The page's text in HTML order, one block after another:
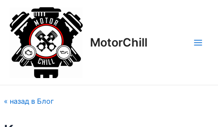
содержимому
MotorСhill
« назад в Блог
по
записям